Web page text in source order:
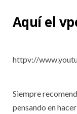
Aquí el
httpv://
Siempre
pensando en